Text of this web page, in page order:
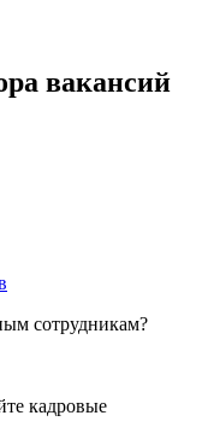
вакансий
сотрудникам?
кадровые